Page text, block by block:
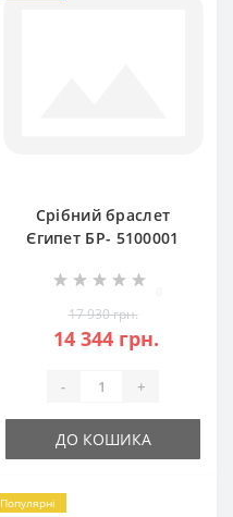
Срібний браслет
Єгипет БР- 5100001
17 930 грн.
14 344 грн.
- +
ДО КОШИКА
Популярні